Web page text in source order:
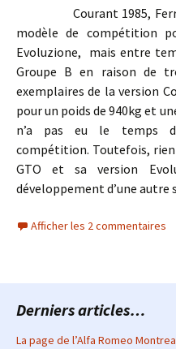
Courant 1985, Ferrari
modèle de compétition
Evoluzione, mais entre
Groupe B en raison de
exemplaires de la version
pour un poids de 940kg et
n’a pas eu le temps
compétition. Toutefois, rien
GTO et sa version
développement d’une autre
Afficher les 2 commentaires
Derniers articles…
La page de l’Alfa Romeo